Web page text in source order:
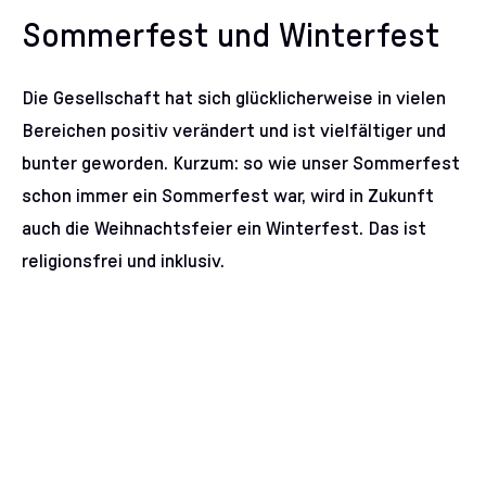
Sommerfest und Winterfest
Die Gesellschaft hat sich glücklicherweise in vielen
Bereichen positiv verändert und ist vielfältiger und
bunter geworden. Kurzum: so wie unser Sommerfest
schon immer ein Sommerfest war, wird in Zukunft
auch die Weihnachtsfeier ein Winterfest. Das ist
religionsfrei und inklusiv.